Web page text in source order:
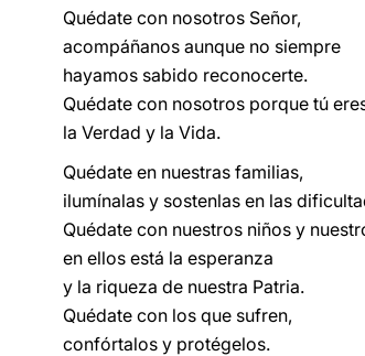
Quédate con nosotros Señor,
acompáñanos aunque no siempre
hayamos sabido reconocerte.
Quédate con nosotros porque tú
la Verdad y la Vida.
Quédate en nuestras familias,
ilumínalas y sostenlas en las
Quédate con nuestros niños y
en ellos está la esperanza
y la riqueza de nuestra Patria.
Quédate con los que sufren,
confórtalos y protégelos.